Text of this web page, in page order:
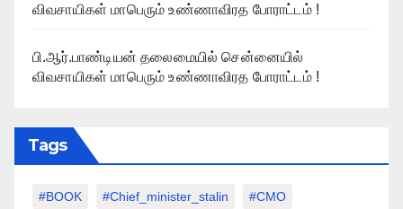
விவசாயிகள் மாபெரும் உண்ணாவிரத போராட்டம் !
பி.ஆர்.பாண்டியன் தலைமையில் சென்னையில்
விவசாயிகள் மாபெரும் உண்ணாவிரத போராட்டம் !
Tags
#BOOK #chief_minister_stalin #CMO